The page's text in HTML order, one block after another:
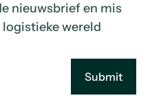
nieuwsbrief en mis
wereld